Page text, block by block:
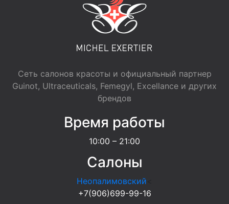
Сеть салонов красоты и официальный партнер
Guinot, Ultraceuticals, Femegyl, Excellance и других
брендов
Время работы
10:00 – 21:00
Салоны
Неопалимовский
+7(906)699-99-16